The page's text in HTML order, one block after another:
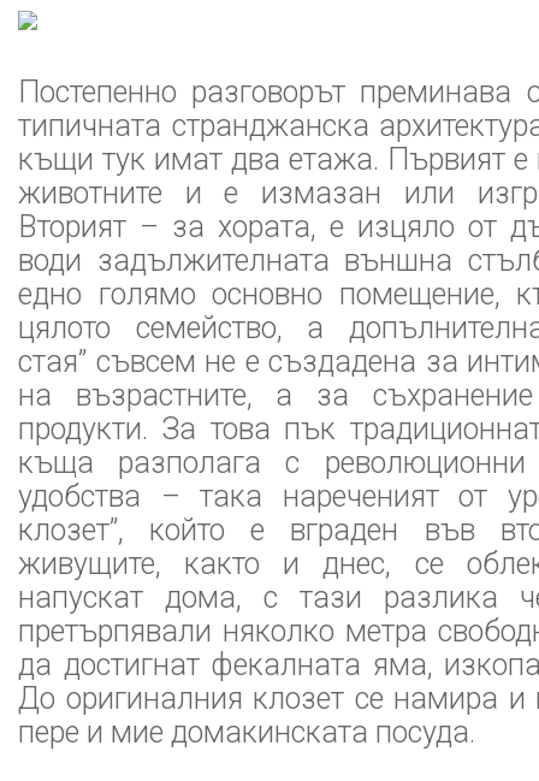
Постепенно разговорът
типичната странджанска
къщи тук имат два етажа. Първият е
животните и е измазан или
Вторият – за хората, е изцяло от
води задължителната външна
едно голямо основно помещение,
цялото семейство, а
стая” съвсем не е създадена за
на възрастните, а за
продукти. За това пък
къща разполага с
удобства – така нареченият от
клозет”, който е вграден във
живущите, както и днес, се
напускат дома, с тази разлика
претърпявали няколко метра
да достигнат фекалната яма,
До оригиналния клозет се намира и
пере и мие домакинската посуда.